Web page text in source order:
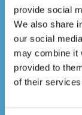
provide social
We also share
our social
may combine it
provided to
of their
cela